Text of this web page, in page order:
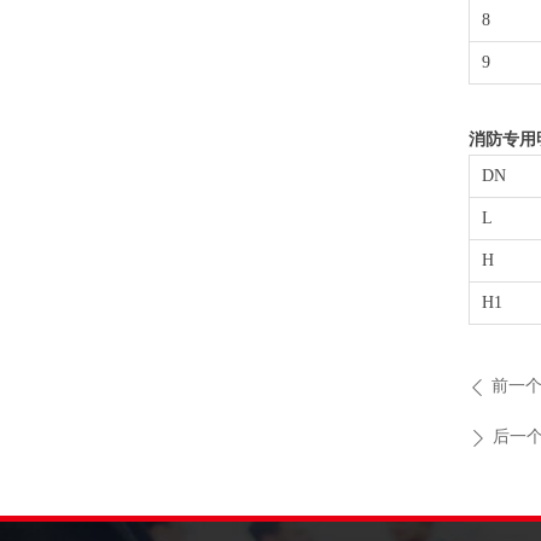
ꄴ 前一
ꄲ 后一
8
9
消防专用
DN
L
H
H1